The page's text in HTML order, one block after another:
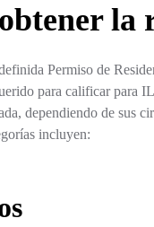
la
Permiso de
para calificar para
dependiendo de sus
incluyen: